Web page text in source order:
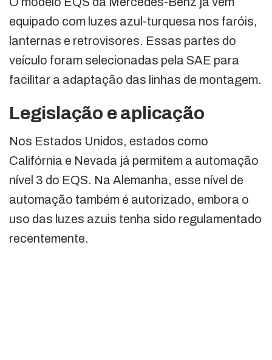
equipado com luzes azul-turquesa nos faróis,
lanternas e retrovisores. Essas partes do
veículo foram selecionadas pela SAE para
facilitar a adaptação das linhas de montagem.
Legislação e aplicação
Nos Estados Unidos, estados como
Califórnia e Nevada já permitem a automação
nível 3 do EQS. Na Alemanha, esse nível de
automação também é autorizado, embora o
uso das luzes azuis tenha sido regulamentado
recentemente.